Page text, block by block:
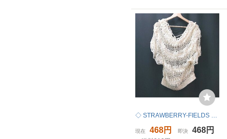
◇ STRAWBERRY-FIELDS かぎ針編み バックリボン シンプル 大人っぽい 半袖 ニット 表記なし アイボリー レディース E
現在 468円 即決 468円